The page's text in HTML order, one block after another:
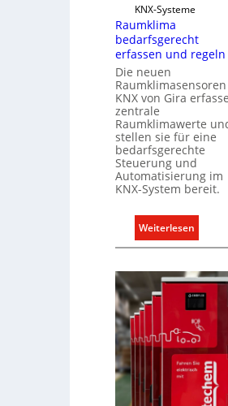
t
r
t
a
a
z
i
t
ä
t
e
n
ü
r
d
e
n
e
KNX-Systeme
Raumklima
bedarfsgerecht
erfassen und regeln
Die neuen
KNX von Gira
zentrale
Raumklimawerte
stellen sie für eine
bedarfsgerechte
Steuerung und
Automatisierung im
KNX-System bereit.
Weiterlesen:
R
u
m
k
l
i
m